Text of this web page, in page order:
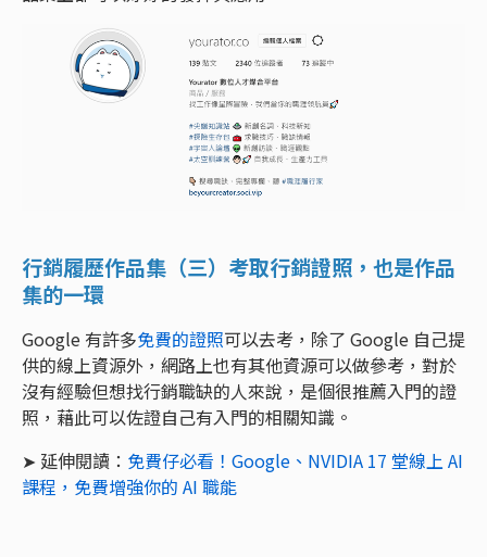
行銷履歷作品集（三）考取行銷證照，也是作品
集的一環
Google 有許多免費的證照可以去考，除了 Google 自己提
供的線上資源外，網路上也有其他資源可以做參考，對於
沒有經驗但想找行銷職缺的人來說，是個很推薦入門的證
照，藉此可以佐證自己有入門的相關知識。
➤ 延伸閱讀： 免費仔必看！Google、NVIDIA 17 堂線上 AI
課程，免費增強你的 AI 職能